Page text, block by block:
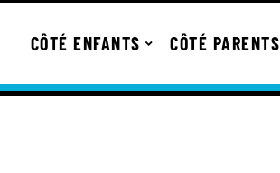
CÔTÉ ENFANTS CÔTÉ PARENTS